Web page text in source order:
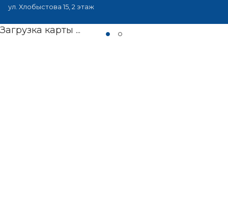
ул. Хлобыстова 15, 2 этаж
Загрузка карты ...